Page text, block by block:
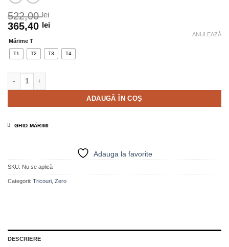
522,00lei
365,40 lei
Mărime T
T1 T2 T3 T4
ANULEAZĂ
ADAUGĂ ÎN COȘ
GHID MĂRIMI
Adauga la favorite
SKU: Nu se aplică
Categorii: Tricouri Zero
DESCRIERE